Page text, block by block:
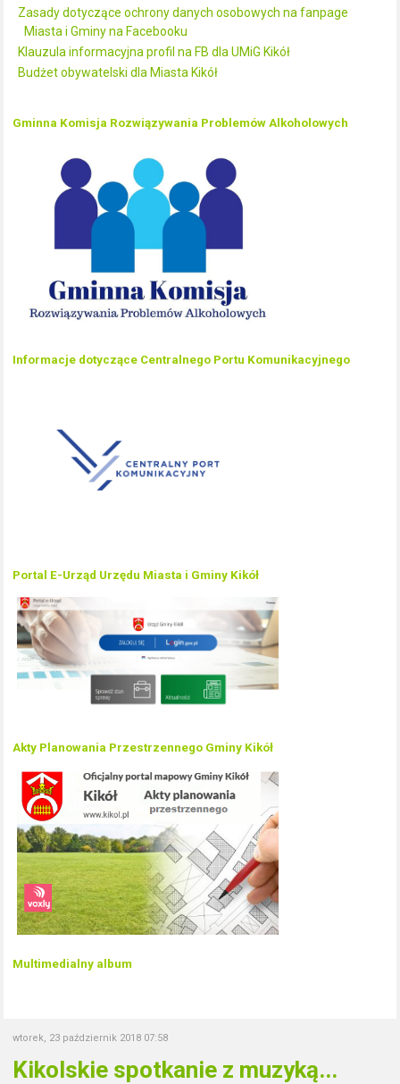
Zasady dotyczące ochrony danych osobowych na fanpage
Miasta i Gminy na Facebooku
Klauzula informacyjna profil na FB dla UMiG Kikół
Budżet obywatelski dla Miasta Kikół
Gminna Komisja Rozwiązywania Problemów Alkoholowych
Informacje dotyczące Centralnego Portu Komunikacyjnego
Portal E-Urząd Urzędu Miasta i Gminy Kikół
Akty Planowania Przestrzennego Gminy Kikół
Multimedialny album
wtorek, 23 październik 2018 07:58
Kikolskie spotkanie z muzyką...